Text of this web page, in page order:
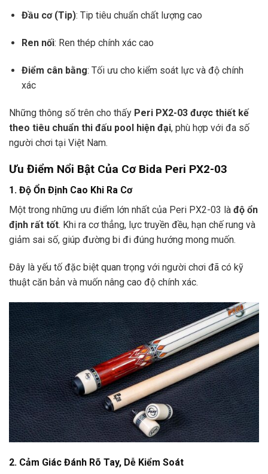
Đầu cơ (Tip): Tip tiêu chuẩn chất lượng cao
Ren nối: Ren thép chính xác cao
Điểm cân bằng: Tối ưu cho kiểm soát lực và độ chính
xác
Những thông số trên cho thấy Peri PX2-03 được thiết kế
theo tiêu chuẩn thi đấu pool hiện đại, phù hợp với đa số
người chơi tại Việt Nam.
Ưu Điểm Nổi Bật Của Cơ Bida Peri PX2-03
1. Độ Ổn Định Cao Khi Ra Cơ
Một trong những ưu điểm lớn nhất của Peri PX2-03 là độ ổn
định rất tốt. Khi ra cơ thẳng, lực truyền đều, hạn chế rung và
giảm sai số, giúp đường bi đi đúng hướng mong muốn.
Đây là yếu tố đặc biệt quan trọng với người chơi đã có kỹ
thuật căn bản và muốn nâng cao độ chính xác.
2. Cảm Giác Đánh Rõ Tay, Dễ Kiểm Soát